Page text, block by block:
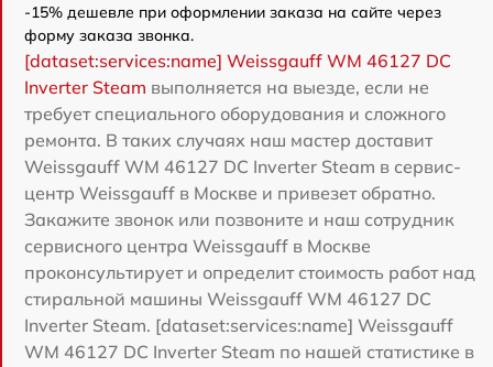
-15% дешевле при оформлении заказа на сайте через
форму заказа звонка.
[dataset:services:name] Weissgauff WM 46127 DC
Inverter Steam выполняется на выезде, если не
требует специального оборудования и сложного
ремонта. В таких случаях наш мастер доставит
Weissgauff WM 46127 DC Inverter Steam в сервис-
центр Weissgauff в Москве и привезет обратно.
Закажите звонок или позвоните и наш сотрудник
сервисного центра Weissgauff в Москве
проконсультирует и определит стоимость работ над
стиральной машины Weissgauff WM 46127 DC
Inverter Steam. [dataset:services:name] Weissgauff
WM 46127 DC Inverter Steam по нашей статистике в